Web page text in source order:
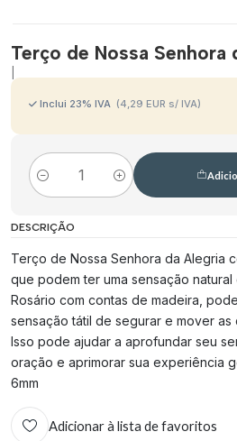
Terço de Nossa Senhora
Inclui 23% IVA (4,29 EUR s/ IVA)
Quantidade
DESCRIÇÃO
Terço de Nossa Senhora da Alegria
que podem ter uma sensação
Rosário com contas de madeira,
sensação tátil de segurar e mover
Isso pode ajudar a aprofundar seu
oração e aprimorar sua experiência
6mm
Adicionar à lista de favoritos